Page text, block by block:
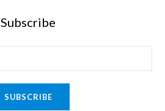
Subscribe
SUBSCRIBE